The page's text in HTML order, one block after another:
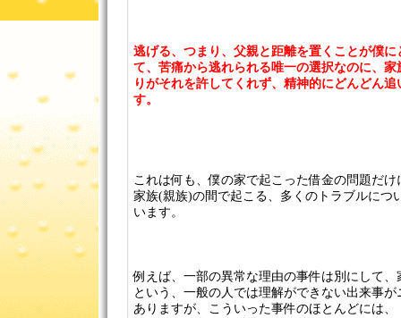
逃げる、つまり、父親と距離を置くことが僕
て、苦痛から逃れられる唯一の選択なのに、
りがそれを許してくれず、精神的にどんどん
す。
これは何も、僕の家で起こった借金の問題だ
家族(親族)の間で起こる、多くのトラブルにつ
います。
例えば、一部の異常な理由の事件は別にして
という、一般の人では理解ができない出来事
ありますが、こういった事件のほとんどには、